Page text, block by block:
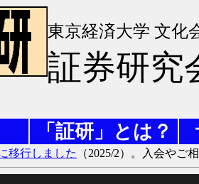
東京経済大学 文化
証券研究
「証研」とは？
移行しました （2025/2）。入会やご